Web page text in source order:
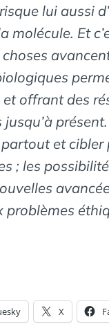
lui aussi
molécule. Et
offrant des
et
; les
problèmes
X